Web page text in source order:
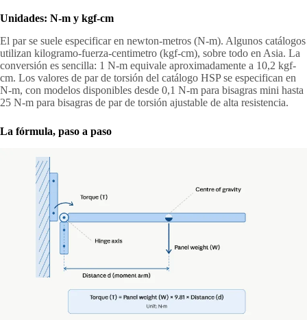
Unidades: N-m y kgf-cm
El par se suele especificar en newton-metros (N-m). Algunos catálogos
utilizan kilogramo-fuerza-centimetro (kgf-cm), sobre todo en Asia. La
conversión es sencilla: 1 N-m equivale aproximadamente a 10,2 kgf-
cm. Los valores de par de torsión del catálogo HSP se especifican en
N-m, con modelos disponibles desde 0,1 N-m para bisagras mini hasta
25 N-m para bisagras de par de torsión ajustable de alta resistencia.
La fórmula, paso a paso